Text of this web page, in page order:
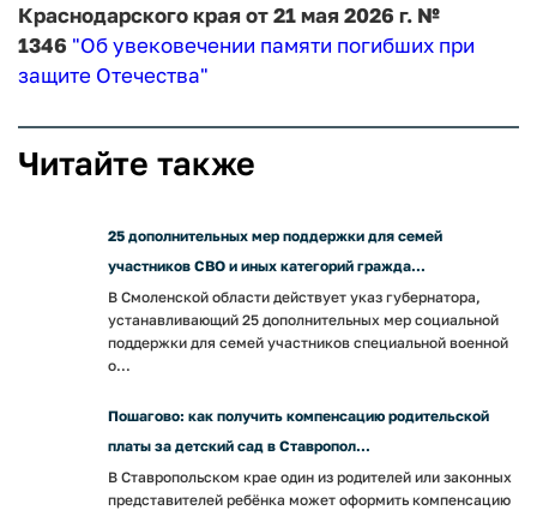
Краснодарского края от 21 мая 2026 г. №
1346 "Об увековечении памяти погибших при
защите Отечества"
Читайте также
25 дополнительных мер поддержки для семей
участников СВО и иных категорий гражда...
В Смоленской области действует указ губернатора,
устанавливающий 25 дополнительных мер социальной
поддержки для семей участников специальной военной
о...
Пошагово: как получить компенсацию родительской
платы за детский сад в Ставропол...
В Ставропольском крае один из родителей или законных
представителей ребёнка может оформить компенсацию